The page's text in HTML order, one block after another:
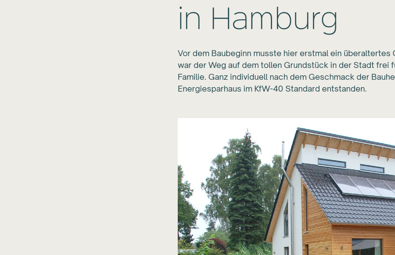
in Hamburg
Vor dem Baubeginn musste hier erstmal ein überaltertes
war der Weg auf dem tollen Grundstück in der Stadt frei
Familie. Ganz individuell nach dem Geschmack der
Energiesparhaus im KfW-40 Standard entstanden.